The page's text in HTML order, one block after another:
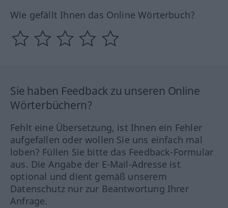
Wie gefällt Ihnen das Online Wörterbuch?
Sie haben Feedback zu unseren Online
Wörterbüchern?
Fehlt eine Übersetzung, ist Ihnen ein Fehler
aufgefallen oder wollen Sie uns einfach mal
loben? Füllen Sie bitte das Feedback-Formular
aus. Die Angabe der E-Mail-Adresse ist
optional und dient gemäß unserem
Datenschutz nur zur Beantwortung Ihrer
Anfrage.